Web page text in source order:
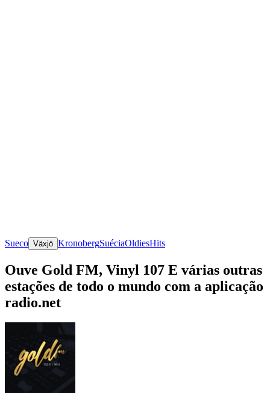
Sueco Växjö KronobergSuéciaOldiesHits
Ouve Gold FM, Vinyl 107 E várias outras
estações de todo o mundo com a aplicação
radio.net